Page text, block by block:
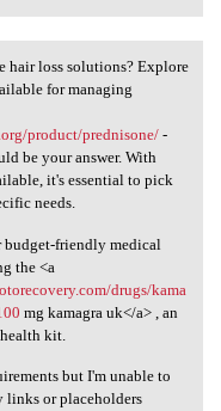
hair
hair loss solutions? Explore
for managing
product/prednisone/-
be your answer. With
it's essential to pick
needs.
friendly medical
the <a
drugs/kama
mg kamagra uk</a> , an
kit.
but I'm unable to
links or placeholders